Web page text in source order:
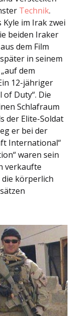
Technik.
im Irak zwei
beiden Iraker
dem Film
in seinem
dem
12-jähriger
of Duty“. Die
Schlafraum
der Elite-Soldat
er bei der
International“
waren sein
verkaufte
körperlich